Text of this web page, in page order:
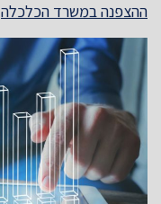
ההצפנה במשרד הכלכלה